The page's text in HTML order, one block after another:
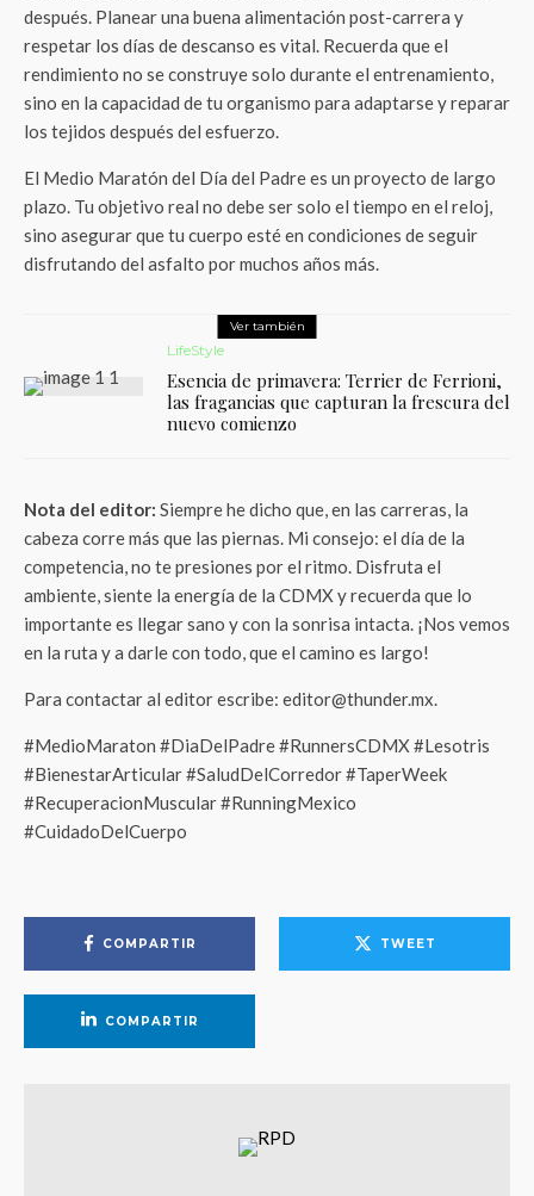
después. Planear una buena alimentación post-carrera y
respetar los días de descanso es vital. Recuerda que el
rendimiento no se construye solo durante el entrenamiento,
sino en la capacidad de tu organismo para adaptarse y reparar
los tejidos después del esfuerzo.
El Medio Maratón del Día del Padre es un proyecto de largo
plazo. Tu objetivo real no debe ser solo el tiempo en el reloj,
sino asegurar que tu cuerpo esté en condiciones de seguir
disfrutando del asfalto por muchos años más.
Ver también
LifeStyle
Esencia de primavera: Terrier de Ferrioni,
las fragancias que capturan la frescura del
nuevo comienzo
Nota del editor: Siempre he dicho que, en las carreras, la
cabeza corre más que las piernas. Mi consejo: el día de la
competencia, no te presiones por el ritmo. Disfruta el
ambiente, siente la energía de la CDMX y recuerda que lo
importante es llegar sano y con la sonrisa intacta. ¡Nos vemos
en la ruta y a darle con todo, que el camino es largo!
Para contactar al editor escribe: editor@thunder.mx.
#MedioMaraton #DiaDelPadre #RunnersCDMX #Lesotris
#BienestarArticular #SaludDelCorredor #TaperWeek
#RecuperacionMuscular #RunningMexico
#CuidadoDelCuerpo
COMPARTIR TWEET
COMPARTIR